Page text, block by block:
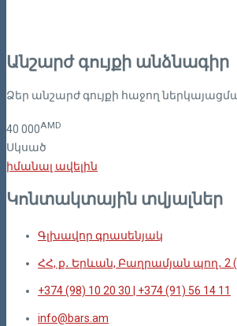
Անշարժ գույքի անձնագիր
Ձեր անշարժ գույքի հաջող
40 000AMD
Սկսած
իմանալ ավելին
Կոնտակտային տվյալներ
Գլխավոր գրասենյակ
ՀՀ, ք․ Երևան, Բաղրամյան պող․ 2
+374 (98) 10 20 30 | +374 (91) 56 14 11
info@bars.am